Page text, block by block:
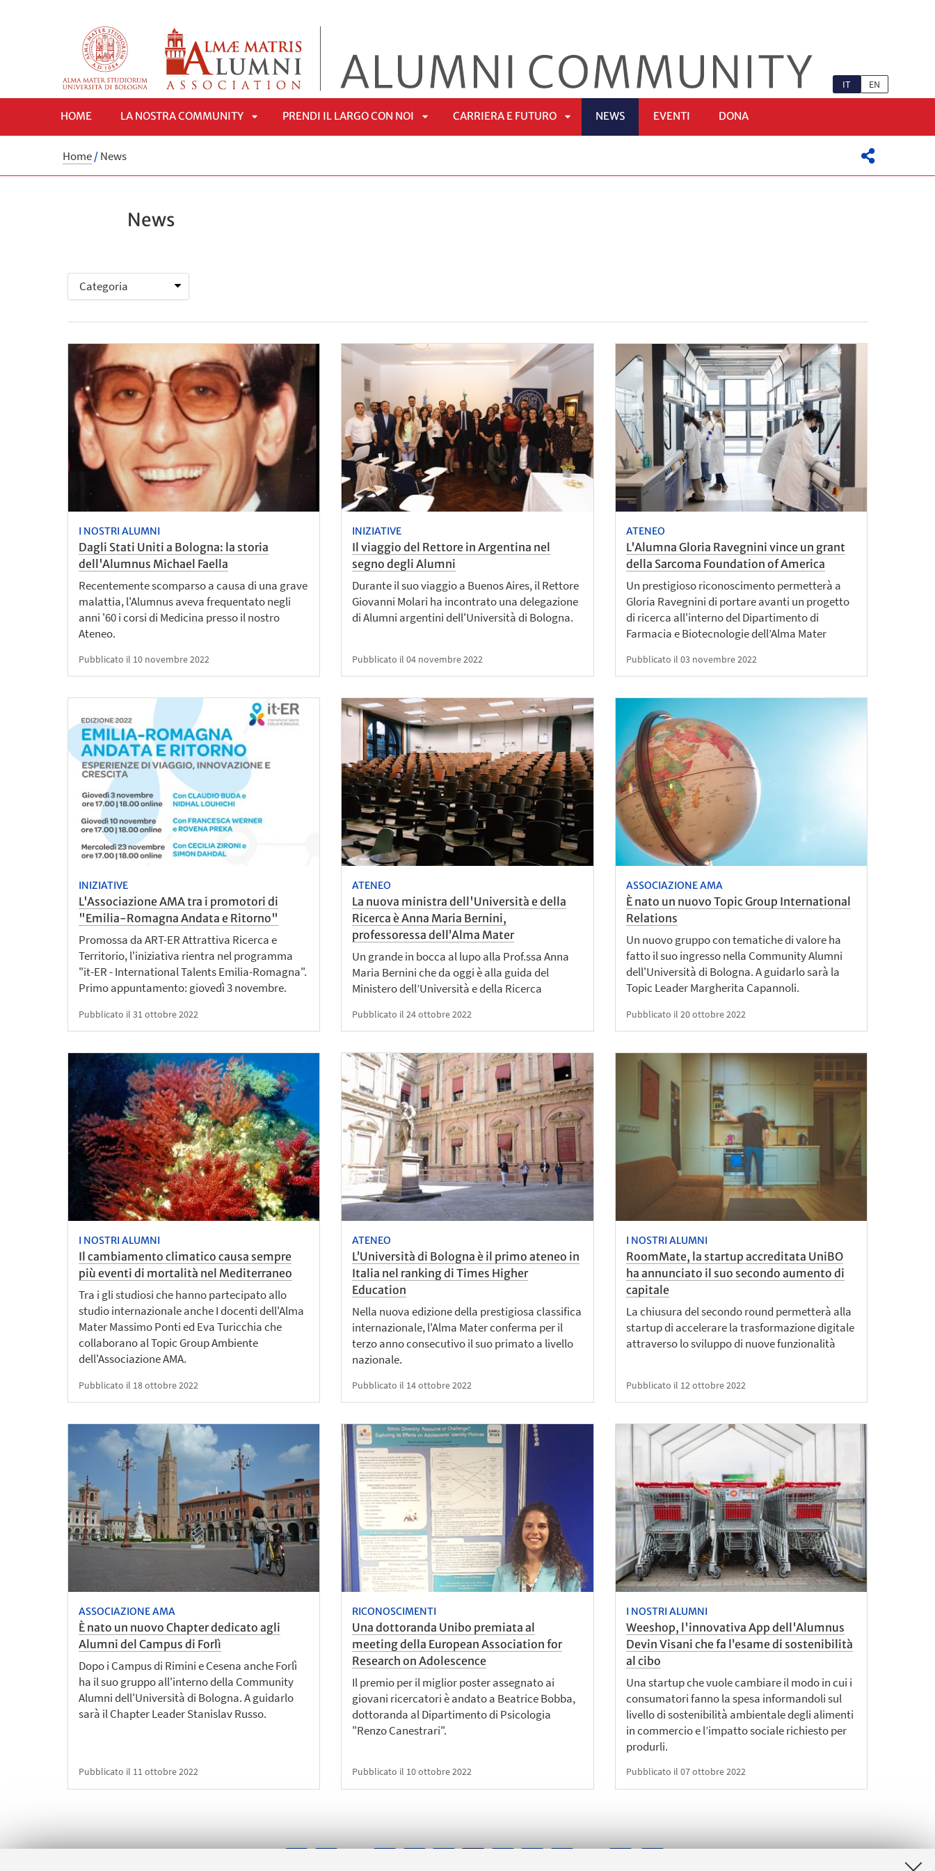
IT EN
HOME LA NOSTRA COMMUNITY PRENDI IL LARGO CON NOI CARRIERA E FUTURO NEWS EVENTI DONA
Home/News
News
I NOSTRI ALUMNI
Dagli Stati Uniti a Bologna: la storia
dell'Alumnus Michael Faella
Recentemente scomparso a causa di una grave
malattia, l'Alumnus aveva frequentato negli
anni '60 i corsi di Medicina presso il nostro
Ateneo.
Pubblicato il 10 novembre 2022
INIZIATIVE
Il viaggio del Rettore in Argentina nel
segno degli Alumni
Durante il suo viaggio a Buenos Aires, il Rettore
Giovanni Molari ha incontrato una delegazione
di Alumni argentini dell'Università di Bologna.
Pubblicato il 04 novembre 2022
ATENEO
L'Alumna Gloria Ravegnini vince un grant
della Sarcoma Foundation of America
Un prestigioso riconoscimento permetterà a
Gloria Ravegnini di portare avanti un progetto
di ricerca all'interno del Dipartimento di
Farmacia e Biotecnologie dell’Alma Mater
Pubblicato il 03 novembre 2022
INIZIATIVE
L'Associazione AMA tra i promotori di
"Emilia-Romagna Andata e Ritorno"
Promossa da ART-ER Attrattiva Ricerca e
Territorio, l'iniziativa rientra nel programma
"it-ER - International Talents Emilia-Romagna".
Primo appuntamento: giovedì 3 novembre.
Pubblicato il 31 ottobre 2022
ATENEO
La nuova ministra dell'Università e della
Ricerca è Anna Maria Bernini,
professoressa dell’Alma Mater
Un grande in bocca al lupo alla Prof.ssa Anna
Maria Bernini che da oggi è alla guida del
Ministero dell’Università e della Ricerca
Pubblicato il 24 ottobre 2022
ASSOCIAZIONE AMA
È nato un nuovo Topic Group International
Relations
Un nuovo gruppo con tematiche di valore ha
fatto il suo ingresso nella Community Alumni
dell'Università di Bologna. A guidarlo sarà la
Topic Leader Margherita Capannoli.
Pubblicato il 20 ottobre 2022
I NOSTRI ALUMNI
Il cambiamento climatico causa sempre
più eventi di mortalità nel Mediterraneo
Tra i gli studiosi che hanno partecipato allo
studio internazionale anche I docenti dell'Alma
Mater Massimo Ponti ed Eva Turicchia che
collaborano al Topic Group Ambiente
dell'Associazione AMA.
Pubblicato il 18 ottobre 2022
ATENEO
L’Università di Bologna è il primo ateneo in
Italia nel ranking di Times Higher
Education
Nella nuova edizione della prestigiosa classifica
internazionale, l'Alma Mater conferma per il
terzo anno consecutivo il suo primato a livello
nazionale.
Pubblicato il 14 ottobre 2022
I NOSTRI ALUMNI
RoomMate, la startup accreditata UniBO
ha annunciato il suo secondo aumento di
capitale
La chiusura del secondo round permetterà alla
startup di accelerare la trasformazione digitale
attraverso lo sviluppo di nuove funzionalità
Pubblicato il 12 ottobre 2022
ASSOCIAZIONE AMA
È nato un nuovo Chapter dedicato agli
Alumni del Campus di Forlì
Dopo i Campus di Rimini e Cesena anche Forlì
ha il suo gruppo all'interno della Community
Alumni dell'Università di Bologna. A guidarlo
sarà il Chapter Leader Stanislav Russo.
Pubblicato il 11 ottobre 2022
RICONOSCIMENTI
Una dottoranda Unibo premiata al
meeting della European Association for
Research on Adolescence
Il premio per il miglior poster assegnato ai
giovani ricercatori è andato a Beatrice Bobba,
dottoranda al Dipartimento di Psicologia
"Renzo Canestrari".
Pubblicato il 10 ottobre 2022
I NOSTRI ALUMNI
Weeshop, l'innovativa App dell'Alumnus
Devin Visani che fa l’esame di sostenibilità
al cibo
Una startup che vuole cambiare il modo in cui i
consumatori fanno la spesa informandoli sul
livello di sostenibilità ambientale degli alimenti
in commercio e l’impatto sociale richiesto per
produrli.
Pubblicato il 07 ottobre 2022